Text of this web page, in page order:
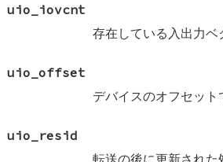
uio_iovcnt
存在している入出力ベ
uio_offset
デバイスのオフセット
uio_resid
転送の後に更新され